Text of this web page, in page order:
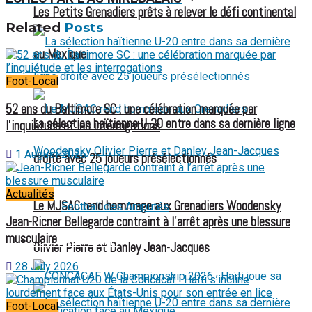
Les Petits Grenadiers prêts à relever le défi continental
au Mexique
Le MJSAC rend hommage aux Grenadiers Woodensky
Olivier Pierre et Danley Jean-Jacques
La sélection haïtienne U-20 entre dans sa dernière ligne
droite avec 25 joueurs présélectionnés
Football des Amputés
FOOTBALL FÉMININ
Related Posts
Foot-Local
52 ans du Baltimore SC : une célébration marquée par
l’inquiétude et les interrogations
1 August 2026
Actualités
Jean-Ricner Bellegarde contraint à l’arrêt après une blessure
musculaire
28 July 2026
Foot-Local